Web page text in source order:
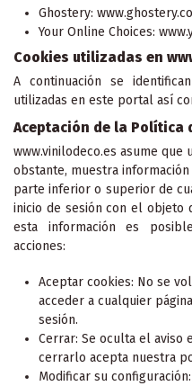
Ghostery:
Your Online Choices:
Cookies utilizadas en
A continuación se
utilizadas en este portal así
Aceptación de la Política
www.vinilodeco.es asume que
obstante, muestra
parte inferior o superior de
inicio de sesión con el objeto
esta información es
acciones:
Aceptar cookies: No se
acceder a cualquier
sesión.
Cerrar: Se oculta el aviso
cerrarlo acepta nuestra
Modificar su